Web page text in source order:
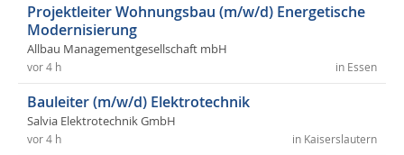
Projektleiter Wohnungsbau (m/w/d) Energetische
Modernisierung
Allbau Managementgesellschaft mbH
in Essen
vor 4 h
Bauleiter (m/w/d) Elektrotechnik
Salvia Elektrotechnik GmbH
in Kaiserslautern
vor 4 h